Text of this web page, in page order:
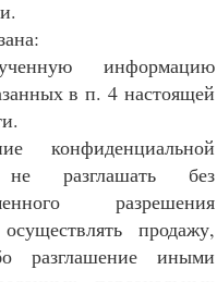
информацию
в п. 4 настоящей
конфиденциальной
разглашать без
разрешения
продажу,
разглашение иными